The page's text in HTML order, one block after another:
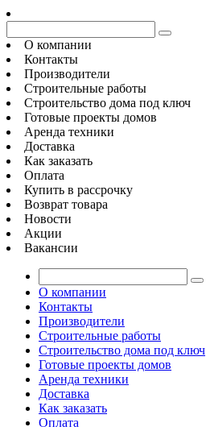
О компании
Контакты
Производители
Строительные работы
Строительство дома под ключ
Готовые проекты домов
Аренда техники
Доставка
Как заказать
Оплата
Купить в рассрочку
Возврат товара
Новости
Акции
Вакансии
О компании
Контакты
Производители
Строительные работы
Строительство дома под ключ
Готовые проекты домов
Аренда техники
Доставка
Как заказать
Оплата